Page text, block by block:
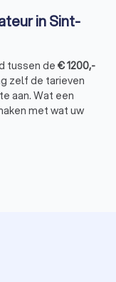
in Sint-
tussen de €1200,-
zelf de tarieven
aan. Wat een
met wat uw